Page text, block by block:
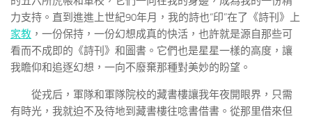
力支持。直到進進上世紀90年月，我的詩也“印”在了《詩刊》上
家教 ，一份保持，一份幻想成真的快活，也許就是源自那些可
看而不成即的《詩刊》和圖書。它們也是星星一樣的高度，讓
我瞻仰和追逐幻想，一向不廢棄那種對美妙的盼望。
從戎后，軍隊和軍隊院校的藏書樓讓我年夜開眼界，只需
有時光，我就迫不及待地到藏書樓往唸書借書。從那里借來但